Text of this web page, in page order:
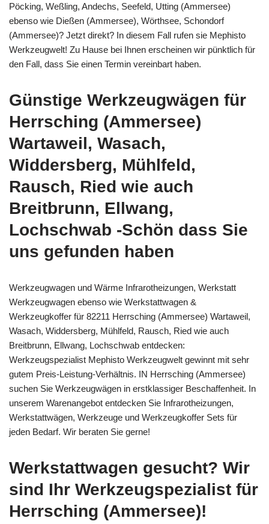
Pöcking, Weßling, Andechs, Seefeld, Utting (Ammersee)
ebenso wie Dießen (Ammersee), Wörthsee, Schondorf
(Ammersee)? Jetzt direkt? In diesem Fall rufen sie Mephisto
Werkzeugwelt! Zu Hause bei Ihnen erscheinen wir pünktlich für
den Fall, dass Sie einen Termin vereinbart haben.
Günstige Werkzeugwägen für
Herrsching (Ammersee)
Wartaweil, Wasach,
Widdersberg, Mühlfeld,
Rausch, Ried wie auch
Breitbrunn, Ellwang,
Lochschwab -Schön dass Sie
uns gefunden haben
Werkzeugwagen und Wärme Infrarotheizungen, Werkstatt
Werkzeugwagen ebenso wie Werkstattwagen &
Werkzeugkoffer für 82211 Herrsching (Ammersee) Wartaweil,
Wasach, Widdersberg, Mühlfeld, Rausch, Ried wie auch
Breitbrunn, Ellwang, Lochschwab entdecken:
Werkzeugspezialist Mephisto Werkzeugwelt gewinnt mit sehr
gutem Preis-Leistung-Verhältnis. IN Herrsching (Ammersee)
suchen Sie Werkzeugwägen in erstklassiger Beschaffenheit. In
unserem Warenangebot entdecken Sie Infrarotheizungen,
Werkstattwägen, Werkzeuge und Werkzeugkoffer Sets für
jeden Bedarf. Wir beraten Sie gerne!
Werkstattwagen gesucht? Wir
sind Ihr Werkzeugspezialist für
Herrsching (Ammersee)!